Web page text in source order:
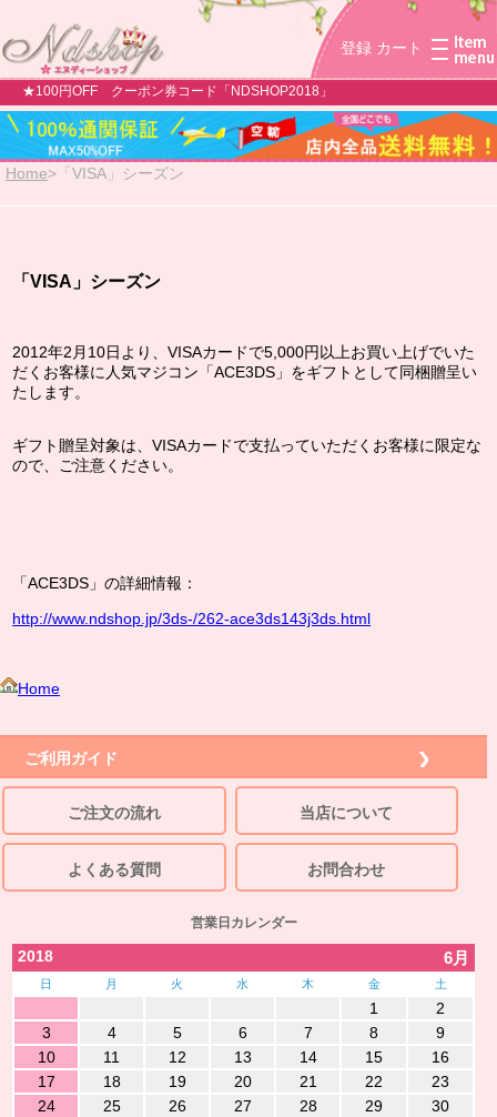
登録 カート
★100円OFF クーポン券コード「NDSHOP2018」
Home> 「VISA」シーズン
「VISA」シーズン
2012年2月10日より、VISAカードで5,000円以上お買い上げでいた
だくお客様に人気マジコン「ACE3DS」をギフトとして同梱贈呈い
たします。
ギフト贈呈対象は、VISAカードで支払っていただくお客様に限定な
ので、ご注意ください。
「ACE3DS」の詳細情報：
http://www.ndshop.jp/3ds-/262-ace3ds143j3ds.html
Home
ご利用ガイド
ご注文の流れ 当店について
よくある質問 お問合わせ
営業日カレンダー
2018 6月
日 月 火 水 木 金 土
1
2
3
4 5 6 7 8
9
10
11 12 13 14 15
16
17
18 19 20 21 22
23
24
25 26 27 28 29 30